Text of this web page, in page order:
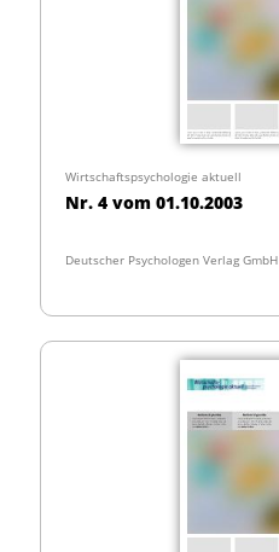
Wirtschaftspsychologie aktuell
Nr. 4 vom 01.10.2003
Deutscher Psychologen Verlag GmbH